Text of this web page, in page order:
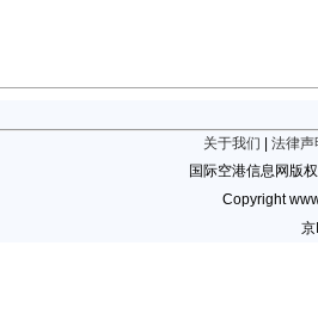
关于我们
法律声
国际空港信息网版
Copyright